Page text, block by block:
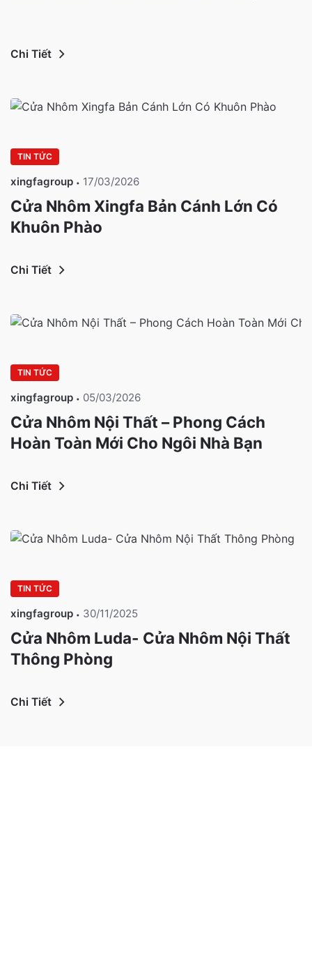
Chi Tiết
TIN TỨC
xingfagroup 17/03/2026
Cửa Nhôm Xingfa Bản Cánh Lớn Có
Khuôn Phào
Chi Tiết
TIN TỨC
xingfagroup 05/03/2026
Cửa Nhôm Nội Thất – Phong Cách
Hoàn Toàn Mới Cho Ngôi Nhà Bạn
Chi Tiết
TIN TỨC
xingfagroup 30/11/2025
Cửa Nhôm Luda- Cửa Nhôm Nội Thất
Thông Phòng
Chi Tiết